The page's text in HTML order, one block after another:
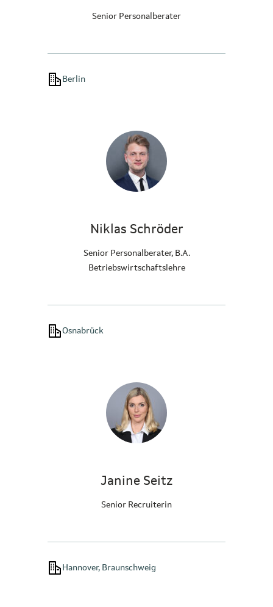
Senior Personalberater
Berlin
Niklas Schröder
Senior Personalberater, B.A.
Betriebswirtschaftslehre
Osnabrück
Janine Seitz
Senior Recruiterin
Hannover, Braunschweig